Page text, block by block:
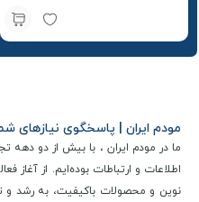
مودم ایران | پاسخگوی نیازهای
ما در مودم ایران ، با بیش از دو دهه
اطلاعات و ارتباطات بوده‌ایم. از آغاز
نوین و محصولات باکیفیت، به رشد